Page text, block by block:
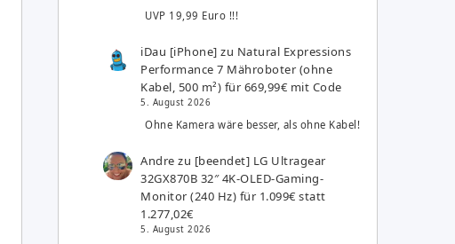
UVP 19,99 Euro !!!
iDau [iPhone] zu Natural Expressions
Performance 7 Mähroboter (ohne
Kabel, 500 m²) für 669,99€ mit Code
5. August 2026
Ohne Kamera wäre besser, als ohne Kabel!
Andre zu [beendet] LG Ultragear
32GX870B 32″ 4K-OLED-Gaming-
Monitor (240 Hz) für 1.099€ statt
1.277,02€
5. August 2026